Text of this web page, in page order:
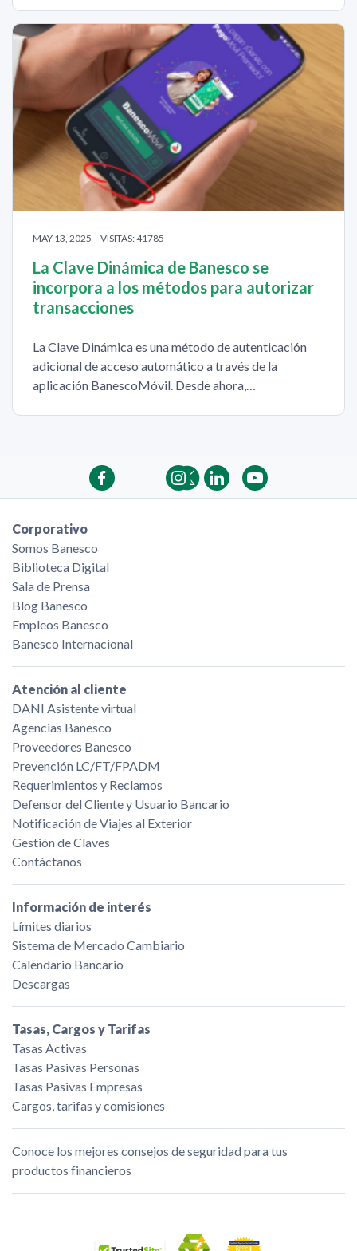
MAY 13, 2025 – VISITAS: 41785
La Clave Dinámica de Banesco se
incorpora a los métodos para autorizar
transacciones
La Clave Dinámica es una método de autenticación
adicional de acceso automático a través de la
aplicación BanescoMóvil. Desde ahora,…
Corporativo
Somos Banesco
Biblioteca Digital
Sala de Prensa
Blog Banesco
Empleos Banesco
Banesco Internacional
Atención al cliente
DANI Asistente virtual
Agencias Banesco
Proveedores Banesco
Prevención LC/FT/FPADM
Requerimientos y Reclamos
Defensor del Cliente y Usuario Bancario
Notificación de Viajes al Exterior
Gestión de Claves
Contáctanos
Información de interés
Límites diarios
Sistema de Mercado Cambiario
Calendario Bancario
Descargas
Tasas, Cargos y Tarifas
Tasas Activas
Tasas Pasivas Personas
Tasas Pasivas Empresas
Cargos, tarifas y comisiones
Conoce los mejores consejos de seguridad para tus
productos financieros